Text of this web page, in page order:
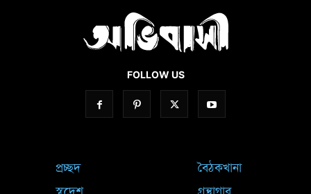
FOLLOW US
প্রচ্ছদ
বৈঠকখানা